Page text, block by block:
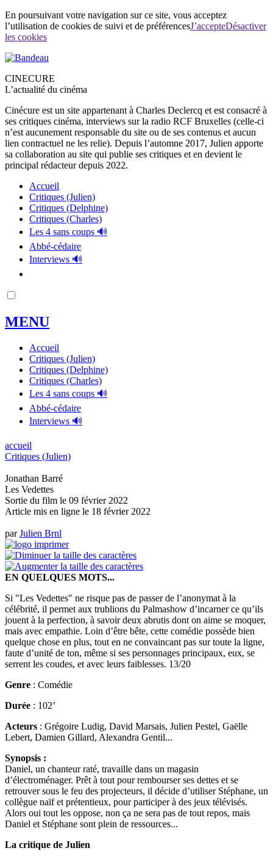
En poursuivant votre navigation sur ce site, vous acceptez
l’utilisation de cookies de suivi et de préférencesJ’accepteDésactiver
les cookies
CINECURE
L’actualité du cinéma
Cinécure est un site appartenant à Charles Declercq et est consacré à
ses critiques cinéma, interviews sur la radio RCF Bruxelles (celle-ci
n’est aucunement responsable du site ou de ses contenus et aucun
lien contractuel ne les relie). Depuis l’automne 2017, Julien apporte
sa collaboration au site qui publie ses critiques et en devient le
principal rédacteur depuis 2022.
Accueil
Critiques (Julien)
Critiques (Delphine)
Critiques (Charles)
Les 4 sans coups 🔊
Abbé-cédaire
Interviews 🔊
MENU
Accueil
Critiques (Julien)
Critiques (Delphine)
Critiques (Charles)
Les 4 sans coups 🔊
Abbé-cédaire
Interviews 🔊
accueil
Critiques (Julien)
Jonathan Barré
Les Vedettes
Sortie du film le 09 février 2022
Article mis en ligne le 18 février 2022
parJulien Brnl
EN QUELQUES MOTS...
Si "Les Vedettes" ne risque pas de passer de l’anonymat à la
célébrité, il permet aux trublions du Palmashow d’incarner ce qu’ils
jouent à la perfection, à savoir deux abrutis dont on aime se moquer,
mais avec empathie. Loin d’être bête, cette comédie possède bien
quelque chose en plus, tout en ne convaincant pas sur toute la ligne,
faute d’unité de ton, même si ses personnages principaux, eux, se
serrent les coudes, et avec leurs faiblesses. 13/20
Genre : Comédie
Durée : 102’
Acteurs : Grégoire Ludig, David Marsais, Julien Pestel, Gaëlle
Lebert, Damien Gillard, Alexandra Gentil...
Synopsis :
Daniel, un chanteur raté, travaille dans un magasin
d’électroménager. Prêt à tout pour rembourser ses dettes et se
retrouver sous le feu des projecteurs, il décide d’utiliser Stéphane, un
collègue naïf et prétentieux, pour participer à des jeux télévisés.
Alors oui tout les oppose, non ça ne sera pas de tout repos, mais
Daniel et Stéphane sont plein de ressources...
La critique de Julien